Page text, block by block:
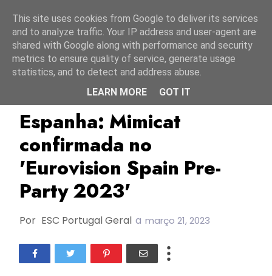
Espanha Eurovision Spain
Espanha: Mimicat
confirmada no
'Eurovision Spain Pre-
Party 2023'
Por ESC Portugal Geral a março 21, 2023
This site uses cookies from Google to deliver its services
and to analyze traffic. Your IP address and user-agent are
shared with Google along with performance and security
metrics to ensure quality of service, generate usage
statistics, and to detect and address abuse.
LEARN MORE
GOT IT